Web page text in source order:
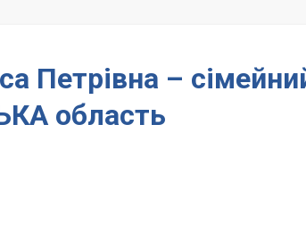
Петрівна –
область